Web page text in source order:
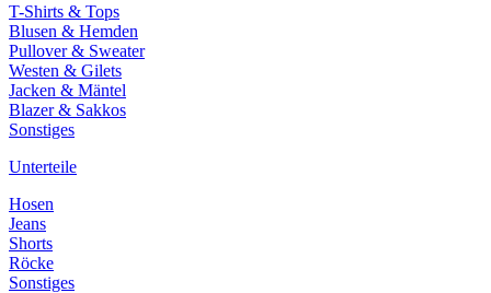
T-Shirts & Tops
Blusen & Hemden
Pullover & Sweater
Westen & Gilets
Jacken & Mäntel
Blazer & Sakkos
Sonstiges
Unterteile
Hosen
Jeans
Shorts
Röcke
Sonstiges